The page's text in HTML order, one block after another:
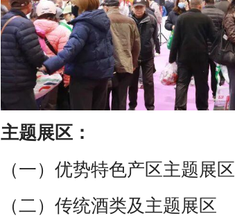
主题展区：
（一）优势特色产区主题展区
（二）传统酒类及主题展区